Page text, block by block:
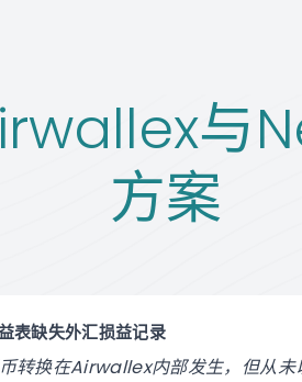
与
方案
表缺失外汇损益记录
转换在Airwallex内部发生，但从未